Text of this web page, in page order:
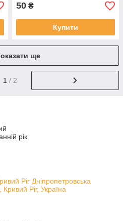
50 ₴
Купити
ще
1 / 2
рік
Ріг Дніпропетровська
Ріг, Україна